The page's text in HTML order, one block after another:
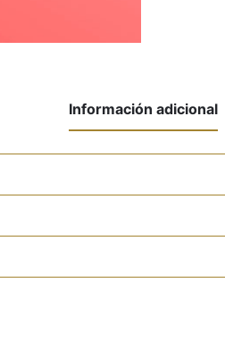
Información adicional